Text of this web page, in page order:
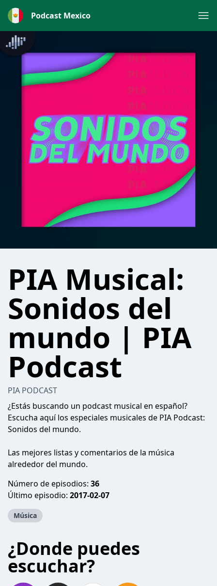
Podcast Mexico
PIA Musical:
Sonidos del
mundo | PIA
Podcast
PIA PODCAST
¿Estás buscando un podcast musical en español?
Escucha aquí los especiales musicales de PIA Podcast:
Sonidos del mundo.
Las mejores listas y comentarios de la música
alrededor del mundo.
Número de episodios: 36
Último episodio: 2017-02-07
Música
¿Donde puedes
escuchar?